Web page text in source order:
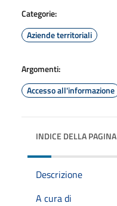
Categorie:
Aziende territoriali
Argomenti:
Accesso all'informazione
INDICE DELLA PAGINA
Descrizione
A cura di